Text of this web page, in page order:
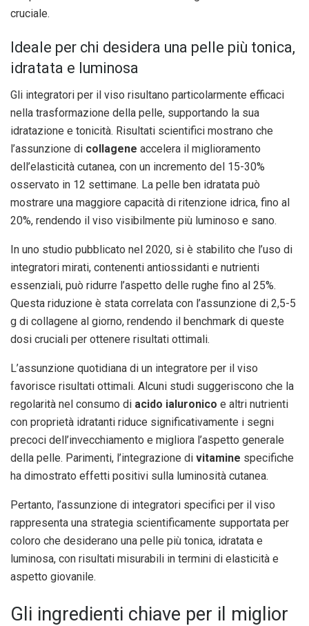
cruciale.
Ideale per chi desidera una pelle più tonica,
idratata e luminosa
Gli integratori per il viso risultano particolarmente efficaci
nella trasformazione della pelle, supportando la sua
idratazione e tonicità. Risultati scientifici mostrano che
l’assunzione di collagene accelera il miglioramento
dell’elasticità cutanea, con un incremento del 15-30%
osservato in 12 settimane. La pelle ben idratata può
mostrare una maggiore capacità di ritenzione idrica, fino al
20%, rendendo il viso visibilmente più luminoso e sano.
In uno studio pubblicato nel 2020, si è stabilito che l’uso di
integratori mirati, contenenti antiossidanti e nutrienti
essenziali, può ridurre l’aspetto delle rughe fino al 25%.
Questa riduzione è stata correlata con l’assunzione di 2,5-5
g di collagene al giorno, rendendo il benchmark di queste
dosi cruciali per ottenere risultati ottimali.
L’assunzione quotidiana di un integratore per il viso
favorisce risultati ottimali. Alcuni studi suggeriscono che la
regolarità nel consumo di acido ialuronico e altri nutrienti
con proprietà idratanti riduce significativamente i segni
precoci dell’invecchiamento e migliora l’aspetto generale
della pelle. Parimenti, l’integrazione di vitamine specifiche
ha dimostrato effetti positivi sulla luminosità cutanea.
Pertanto, l’assunzione di integratori specifici per il viso
rappresenta una strategia scientificamente supportata per
coloro che desiderano una pelle più tonica, idratata e
luminosa, con risultati misurabili in termini di elasticità e
aspetto giovanile.
Gli ingredienti chiave per il miglior